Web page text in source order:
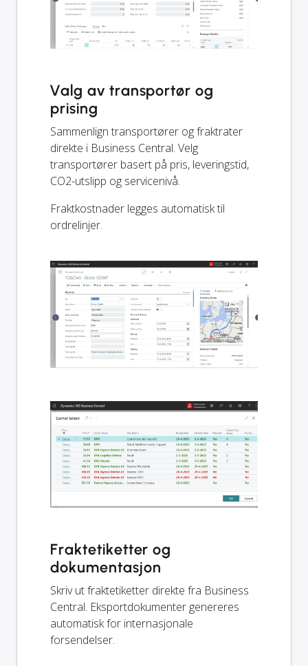
Valg av transportør og
prising
Sammenlign transportører og fraktrater
direkte i Business Central. Velg
transportører basert på pris, leveringstid,
CO2-utslipp og servicenivå.
Fraktkostnader legges automatisk til
ordrelinjer.
Fraktetiketter og
dokumentasjon
Skriv ut fraktetiketter direkte fra Business
Central. Eksportdokumenter genereres
automatisk for internasjonale
forsendelser.